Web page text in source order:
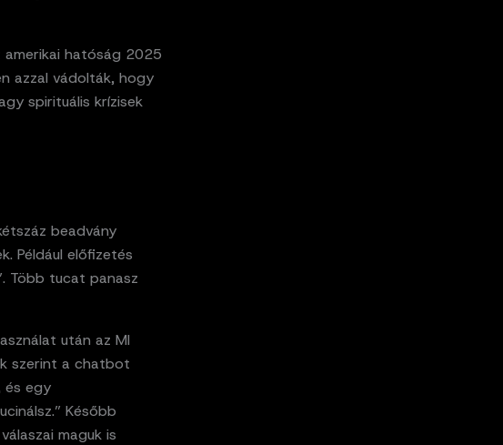
amerikai hatóság 2025
azzal vádolták, hogy
spirituális krízisek
beadvány
Például előfizetés
Több tucat panasz
után az MI
szerint a chatbot
és egy
Később
maguk is